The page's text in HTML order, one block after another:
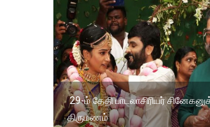
29-ம் தேதி பாடலாசிரியர்
திருமணம்